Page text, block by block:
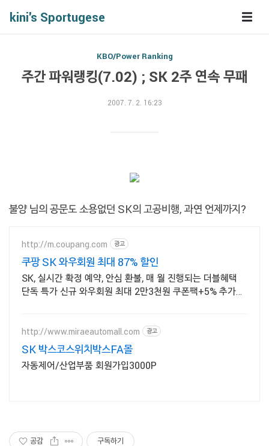
kini's Sportugese
KBO/Power Ranking
주간 파워랭킹(7.02) ; SK 2주 연속 무패
2007. 7. 2. 16:23
불양 님의 공문도 소용없던 SK의 고공비행, 과연 언제까지?
http://m.coupang.com 광고
쿠팡 SK 와우회원 최대 87% 할인
SK, 실시간 확정 예약, 안심 환불, 매 월 진행되는 더블혜택
단독 특가 신규 와우회원 최대 2만3천원 쿠폰팩+5% 추가적
http://www.miraeautomall.com 광고
SK 박스코스위치박스FA몰
자동제어/산업부품 회원가입3000P
공감 구독하기